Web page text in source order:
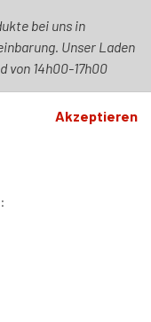
bei uns in
Unser Laden
von 14h00-17h00
Akzeptieren